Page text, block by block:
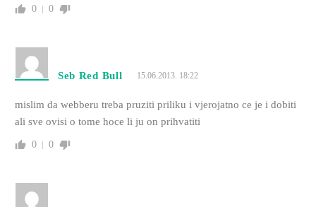
0 0
Seb Red Bull 15.06.2013. 18:22
mislim da webberu treba pruziti priliku i vjerojatno ce je i dobiti
ali sve ovisi o tome hoce li ju on prihvatiti
0 0